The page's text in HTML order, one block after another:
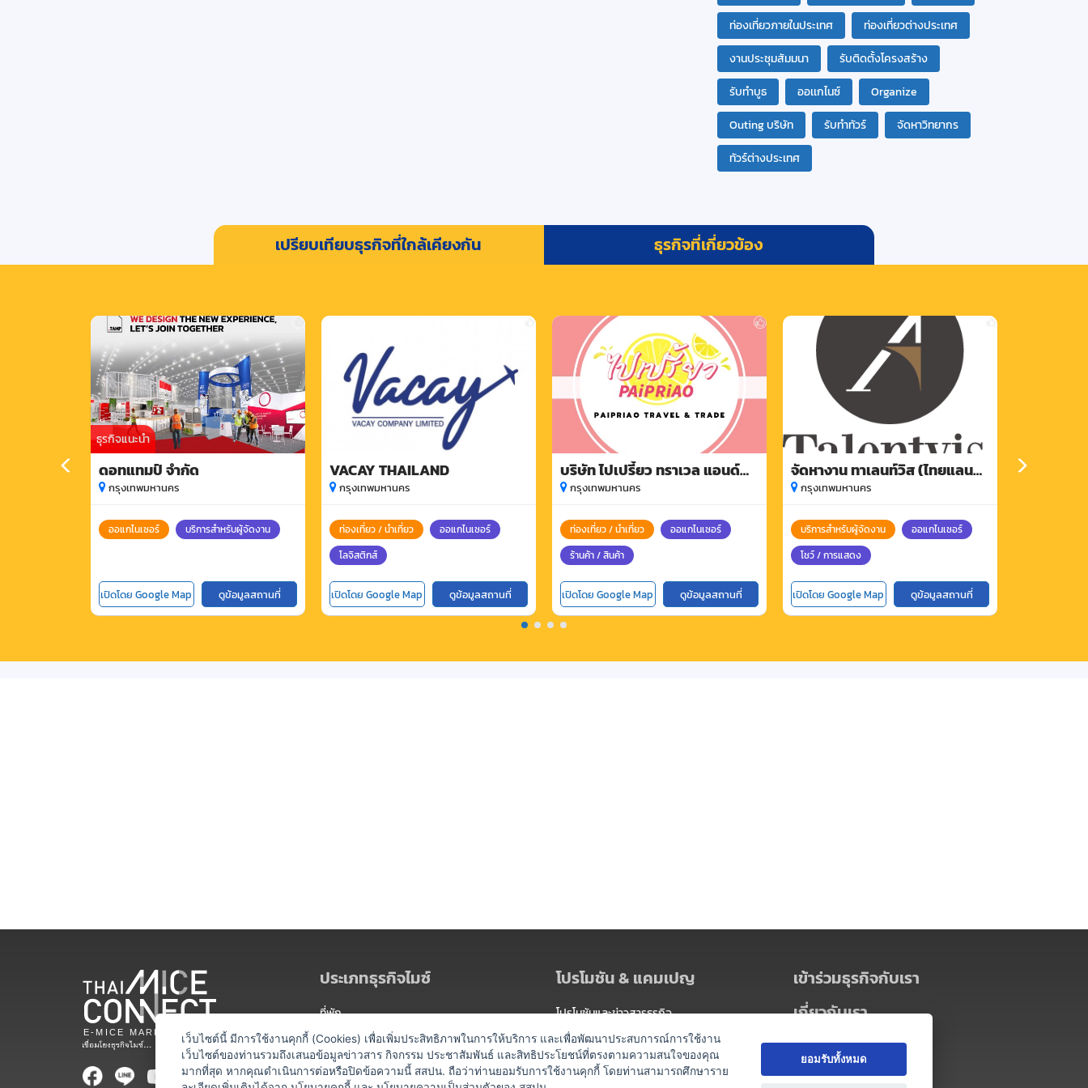
ท่องเที่ยวภายในประเทศ
ท่องเที่ยวต่างประเทศ
งานประชุมสัมมนา
รับติดตั้งโครงสร้าง
รับทำบูธ
ออเเกไนซ์
Organize
Outing บริษัท
รับทำทัวร์
จัดหาวิทยากร
ทัวร์ต่างประเทศ
เปรียบเทียบธุรกิจที่ใกล้เคียงกัน ธุรกิจที่เกี่ยวข้อง
ธุรกิจแนะนำ
ดอทแทมป์ จำกัด
กรุงเทพมหานคร
ออแกไนเซอร์ บริการสำหรับผู้จัดงาน
เปิดโดย Google Map ดูข้อมูลสถานที่
VACAY THAILAND
กรุงเทพมหานคร
ท่องเที่ยว / นำเที่ยว
ออแกไนเซอร์
โลจิสติกส์
เปิดโดย Google Map ดูข้อมูลสถานที่
บริษัท ไปเปรี้ยว ทราเวล แอนด์
เทรด จำกัด
กรุงเทพมหานคร
ท่องเที่ยว / นำเที่ยว
ออแกไนเซอร์
ร้านค้า / สินค้า
เปิดโดย Google Map ดูข้อมูลสถานที่
จัดหางาน ทาเลนท์วิส (ไทยแลนด์)
จำกัด
กรุงเทพมหานคร
บริการสำหรับผู้จัดงาน
ออแกไนเซอร์
โชว์ / การแสดง
เปิดโดย Google Map ดูข้อมูลสถานที่
อินเด็กซ์ ค
ประเภทธุรกิจไมซ์
ที่พัก
สถานที่จัดงาน
ท่องเที่ยว / นำเที่ยว
โปรโมชัน & แคมเปญ
โปรโมชันและข่าวสารธุรกิจ
แพ็กเกจ
แคมเปญ
เข้าร่วมธุรกิจกับเรา
เกี่ยวกับเรา
เกี่ยวกับ Thai MICE Connect
นโยบายความเป็นส่วนตัว
เว็บไซต์นี้ มีการใช้งานคุกกี้ (Cookies) เพื่อเพิ่มประสิทธิภาพในการให้บริการ และเพื่อพัฒนาประสบการณ์การใช้งาน
เว็บไซต์ของท่านรวมถึงเสนอข้อมูลข่าวสาร กิจกรรม ประชาสัมพันธ์ และสิทธิประโยชน์ที่ตรงตามความสนใจของคุณ
มากที่สุด หากคุณดำเนินการต่อหรือปิดข้อความนี้ สสปน. ถือว่าท่านยอมรับการใช้งานคุกกี้ โดยท่านสามารถศึกษาราย
ยอมรับทั้งหมด